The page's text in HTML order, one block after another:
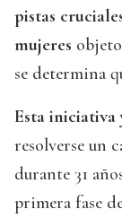
pistas
mujeres
se determina
Esta iniciativa
resolverse un
durante 31
primera fase